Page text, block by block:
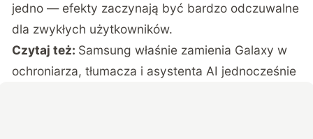
jedno — efekty zaczynają być bardzo odczuwalne
dla zwykłych użytkowników.
Czytaj też: Samsung właśnie zamienia Galaxy w
ochroniarza, tłumacza i asystenta AI jednocześnie